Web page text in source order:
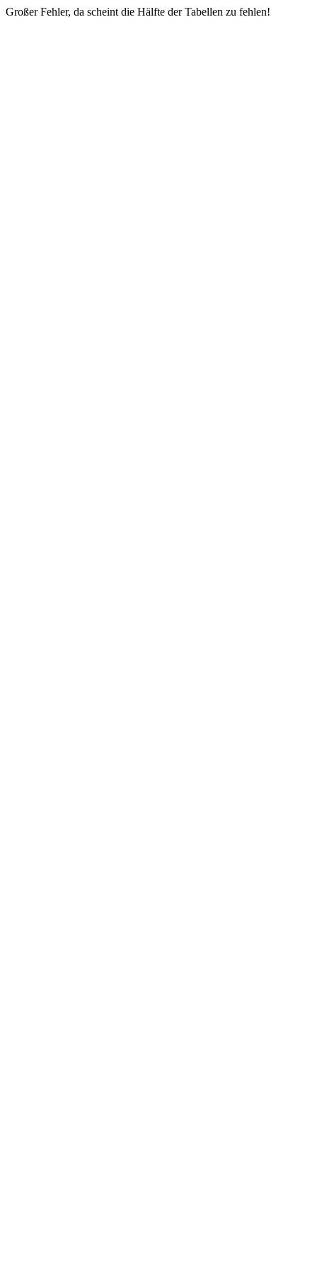
Großer Fehler, da scheint die Hälfte der Tabellen zu fehlen!